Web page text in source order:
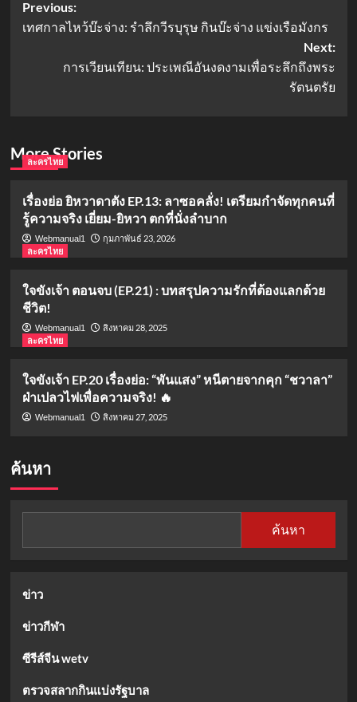
Post
navigation
Previous:
เทศกาลไหว้บ๊ะจ่าง: รำลึกวีรบุรุษ กินบ๊ะจ่าง แข่งเรือมังกร
Next:
การเวียนเทียน: ประเพณีอันงดงามเพื่อระลึกถึงพระ
รัตนตรัย
More Stories
ละครไทย
เรื่องย่อ ยิหวาดาตัง EP.13: ลาซอคลั่ง! เตรียมกำจัดทุกคนที่
รู้ความจริง เยี่ยม-ยิหวา ตกที่นั่งลำบาก
Webmanual1
กุมภาพันธ์ 23, 2026
ละครไทย
ใจขังเจ้า ตอนจบ (EP.21) : บทสรุปความรักที่ต้องแลกด้วย
ชีวิต!
Webmanual1
สิงหาคม 28, 2025
ละครไทย
ใจขังเจ้า EP.20 เรื่องย่อ: “พันแสง” หนีตายจากคุก “ชวาลา”
ฝ่าเปลวไฟเพื่อความจริง! 🔥
Webmanual1 สิงหาคม 27, 2025
ค้นหา
ค้นหา
ข่าว
ข่าวกีฬา
ซีรีส์จีน wetv
ตรวจสลากกินแบ่งรัฐบาล